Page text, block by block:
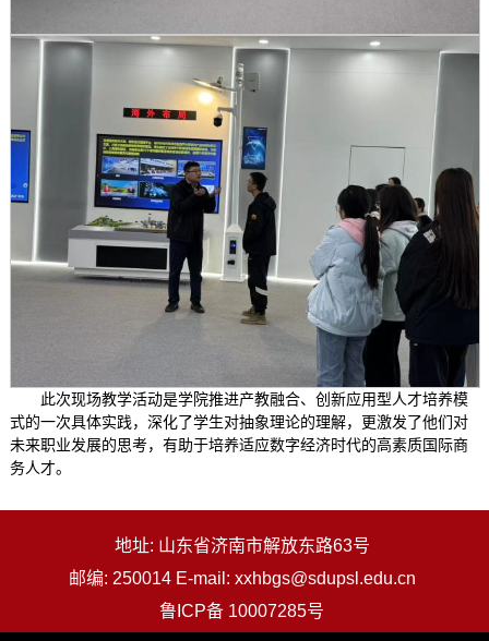
此次现场教学活动是学院推进产教融合、创新应用型人才培养模
式的一次具体实践，深化了学生对抽象理论的理解，更激发了他们对
未来职业发展的思考，有助于培养适应数字经济时代的高素质国际商
务人才。
地址: 山东省济南市解放东路63号
邮编: 250014 E-mail: xxhbgs@sdupsl.edu.cn
鲁ICP备 10007285号